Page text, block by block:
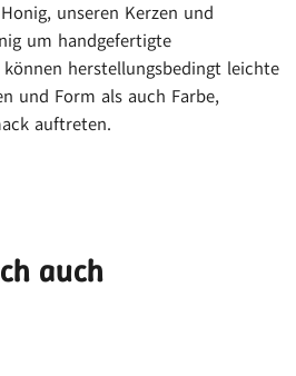
unseren Kerzen und
um handgefertigte
herstellungsbedingt leichte
und Form als auch Farbe,
auftreten.
auch